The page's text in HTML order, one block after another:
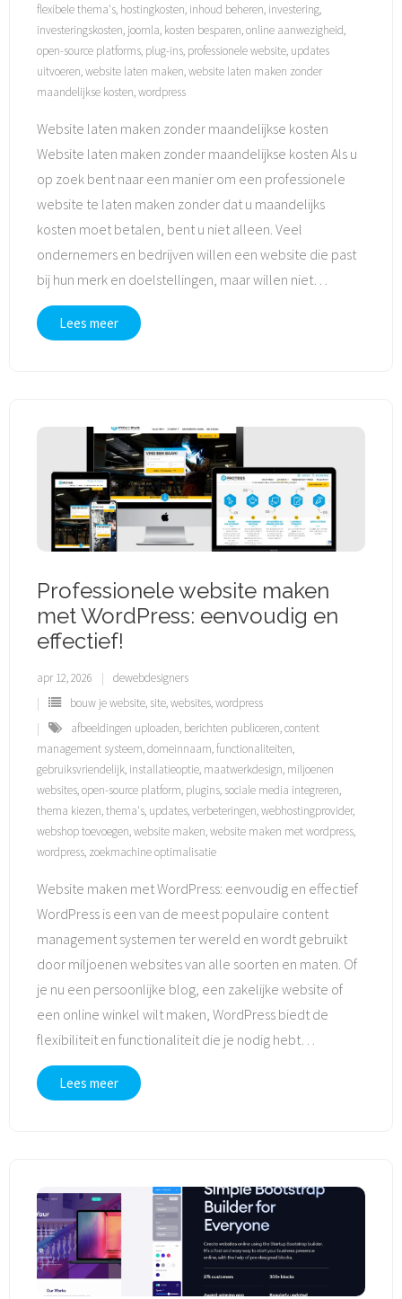
flexibele thema's, hostingkosten, inhoud beheren, investering,
investeringskosten, joomla, kosten besparen,online aanwezigheid,
open-source platforms, plug-ins, professionele website, updates
uitvoeren,website laten maken,website laten maken zonder
maandelijkse kosten,wordpress
Website laten maken zonder maandelijkse kosten
Website laten maken zonder maandelijkse kosten Als u
op zoek bent naar een manier om een professionele
website te laten maken zonder dat u maandelijks
kosten moet betalen, bent u niet alleen. Veel
ondernemers en bedrijven willen een website die past
bij hun merk en doelstellingen, maar willen niet
Lees meer
Professionele website maken
met WordPress: eenvoudig en
effectief!
apr 12, 2026
dewebdesigners
bouw je website, site,websites,wordpress
afbeeldingen uploaden, berichten publiceren,content
management systeem,domeinnaam,functionaliteiten,
gebruiksvriendelijk, installatieoptie, maatwerkdesign, miljoenen
websites,open-source platform, plugins, sociale media integreren,
thema kiezen,thema's, updates,verbeteringen,webhostingprovider,
webshop toevoegen,website maken,website maken met wordpress,
wordpress, zoekmachine optimalisatie
Website maken met WordPress: eenvoudig en effectief
WordPress is een van de meest populaire content
management systemen ter wereld en wordt gebruikt
door miljoenen websites van alle soorten en maten. Of
je nu een persoonlijke blog, een zakelijke website of
een online winkel wilt maken, WordPress biedt de
flexibiliteit en functionaliteit die je nodig hebt
Lees meer